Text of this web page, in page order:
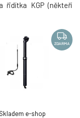
řidítka KGP (někteří
poměrem
Teleskopická
vhodná pro
změnu výšky sedla
sestoupit z kola a
ZDARMA
Skladem e-shop